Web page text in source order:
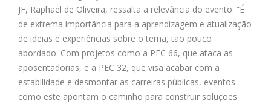
JF, Raphael de Oliveira, ressalta a relevância do evento: “É
de extrema importância para a aprendizagem e atualização
de ideias e experiências sobre o tema, tão pouco
abordado. Com projetos como a PEC 66, que ataca as
aposentadorias, e a PEC 32, que visa acabar com a
estabilidade e desmontar as carreiras públicas, eventos
como este apontam o caminho para construir soluções